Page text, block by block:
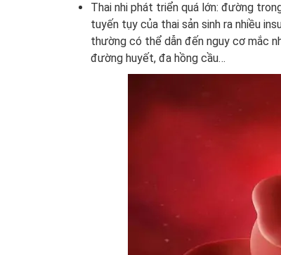
Thai nhi phát triển quá lớn: đường
tuyến tụy của thai sản sinh ra nhiều
thường có thể dẫn đến nguy cơ mắc
đường huyết, đa hồng cầu…